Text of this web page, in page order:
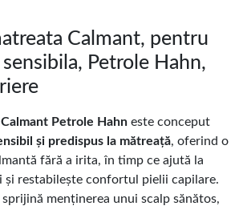
Calmant, pentru
Petrole Hahn,
Petrole Hahn este conceput
și predispus la mătreață, oferind o
fără a irita, în timp ce ajută la
și restabilește confortul pielii capilare.
menținerea unui scalp sănătos,